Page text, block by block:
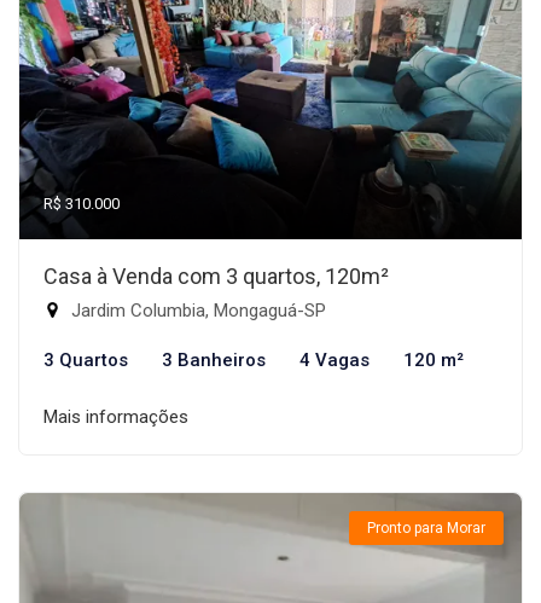
R$ 310.000
Casa à Venda com 3 quartos, 120m²
Jardim Columbia, Mongaguá-SP
3 Quartos 3 Banheiros 4 Vagas 120 m²
Mais informações
Pronto para Morar